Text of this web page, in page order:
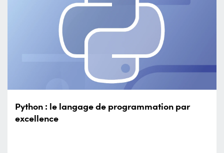
Python : le langage de programmation par
excellence